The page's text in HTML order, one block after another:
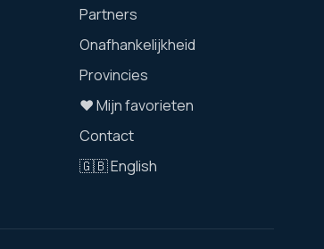
Partners
Onafhankelijkheid
Provincies
❤️ Mijn favorieten
Contact
🇬🇧 English